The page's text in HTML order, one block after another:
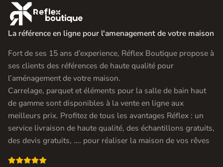

La référence en ligne pour l'amenagement de votre maison
Fort de ses 15 ans d’experience, Réflex Boutique propose à
ses clients des références de haute qualité pour
l’aménagement de votre maison.
Carrelage, parquet et éléments pour la salle de bain haut
de gamme sont disponibles à la vente en ligne aux
meilleurs prix. Profitez de tous les avantages Réflex : un
service livraison de haute qualité, des échantillons gratuits,
des devis gratuits, …. pour réaliser la maison de vos rêves
